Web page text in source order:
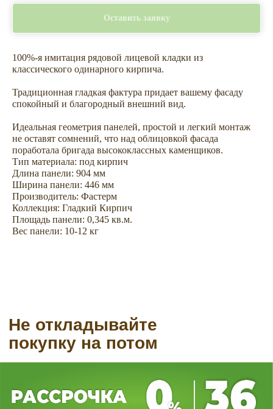
Оставить заявку
100%-я имитация рядовой лицевой кладки из
классического одинарного кирпича.
Традиционная гладкая фактура придает вашему фасаду
спокойный и благородный внешний вид.
Идеальная геометрия панелей, простой и легкий монтаж
не оставят сомнений, что над облицовкой фасада
поработала бригада высококлассных каменщиков.
Тип материала: под кирпич
Длина панели: 904 мм
Ширина панели: 446 мм
Производитель: Фастерм
Коллекция: Гладкий Кирпич
Площадь панели: 0,345 кв.м.
Вес панели: 10-12 кг
Не откладывайте
покупку на потом